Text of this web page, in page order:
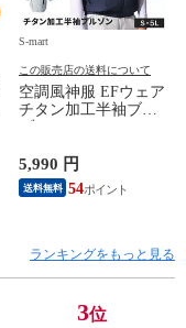
S-mart
この販売店の送料について
空調風神服 EFウェア
チタン加工半袖ブル
ジャケット 遮熱 作
業服 作業着 上着 ア
タックベース KF100
5,990 円
送料無料 54
ランキングをもっと見る
3位